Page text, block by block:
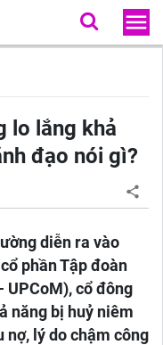
lo lắng khả
đạo nói gì?
diễn ra vào
phần Tập đoàn
UPCoM), cổ đông
năng bị huỷ niêm
nợ, lý do chậm công